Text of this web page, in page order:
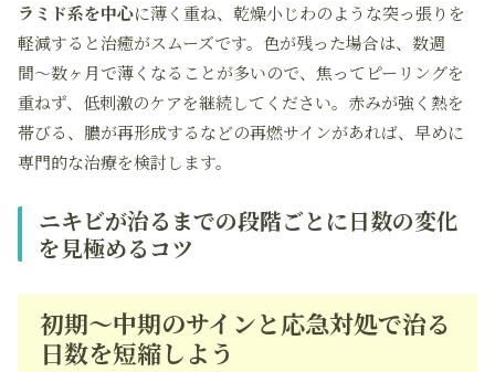
ラミド系を中心に薄く重ね、乾燥小じわのような突っ張りを
軽減すると治癒がスムーズです。色が残った場合は、数週
間〜数ヶ月で薄くなることが多いので、焦ってピーリングを
重ねず、低刺激のケアを継続してください。赤みが強く熱を
帯びる、膿が再形成するなどの再燃サインがあれば、早めに
専門的な治療を検討します。
ニキビが治るまでの段階ごとに日数の変化
を見極めるコツ
初期～中期のサインと応急対処で治る
日数を短縮しよう